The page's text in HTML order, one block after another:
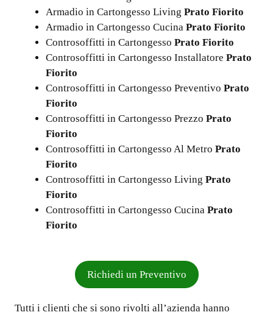
Armadio in Cartongesso Living Prato Fiorito
Armadio in Cartongesso Cucina Prato Fiorito
Controsoffitti in Cartongesso Prato Fiorito
Controsoffitti in Cartongesso Installatore Prato
Fiorito
Controsoffitti in Cartongesso Preventivo Prato
Fiorito
Controsoffitti in Cartongesso Prezzo Prato
Fiorito
Controsoffitti in Cartongesso Al Metro Prato
Fiorito
Controsoffitti in Cartongesso Living Prato
Fiorito
Controsoffitti in Cartongesso Cucina Prato
Fiorito
Richiedi un Preventivo
Tutti i clienti che si sono rivolti all’azienda hanno